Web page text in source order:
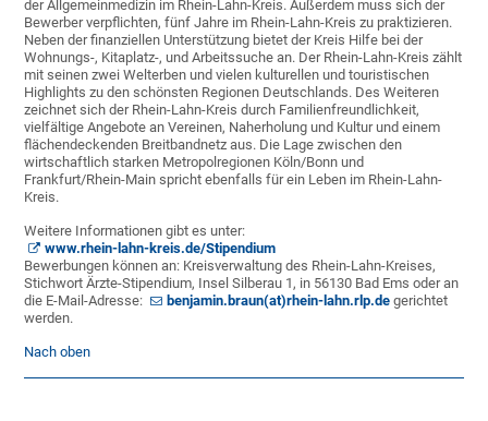
der Allgemeinmedizin im Rhein-Lahn-Kreis. Außerdem muss sich der
Bewerber verpflichten, fünf Jahre im Rhein-Lahn-Kreis zu praktizieren.
Neben der finanziellen Unterstützung bietet der Kreis Hilfe bei der
Wohnungs-, Kitaplatz-, und Arbeitssuche an. Der Rhein-Lahn-Kreis zählt
mit seinen zwei Welterben und vielen kulturellen und touristischen
Highlights zu den schönsten Regionen Deutschlands. Des Weiteren
zeichnet sich der Rhein-Lahn-Kreis durch Familienfreundlichkeit,
vielfältige Angebote an Vereinen, Naherholung und Kultur und einem
flächendeckenden Breitbandnetz aus. Die Lage zwischen den
wirtschaftlich starken Metropolregionen Köln/Bonn und
Frankfurt/Rhein-Main spricht ebenfalls für ein Leben im Rhein-Lahn-
Kreis.
Weitere Informationen gibt es unter:
www.rhein-lahn-kreis.de/Stipendium
Bewerbungen können an: Kreisverwaltung des Rhein-Lahn-Kreises,
Stichwort Ärzte-Stipendium, Insel Silberau 1, in 56130 Bad Ems oder an
die E-Mail-Adresse:
benjamin.braun(at)rhein-lahn.rlp.de gerichtet
werden.
Nach oben